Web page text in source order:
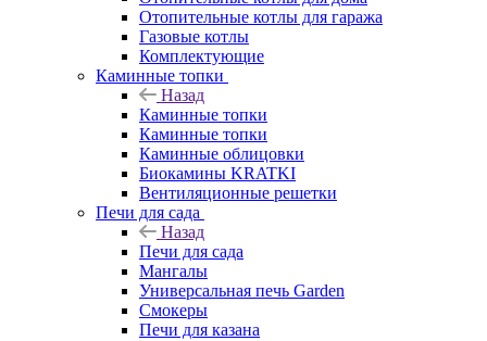
Отопительные котлы для гаража
Газовые котлы
Комплектующие
Каминные топки
Назад
Каминные топки
Каминные топки
Каминные облицовки
Биокамины KRATKI
Вентиляционные решетки
Печи для сада
Назад
Печи для сада
Мангалы
Универсальная печь Garden
Смокеры
Печи для казана